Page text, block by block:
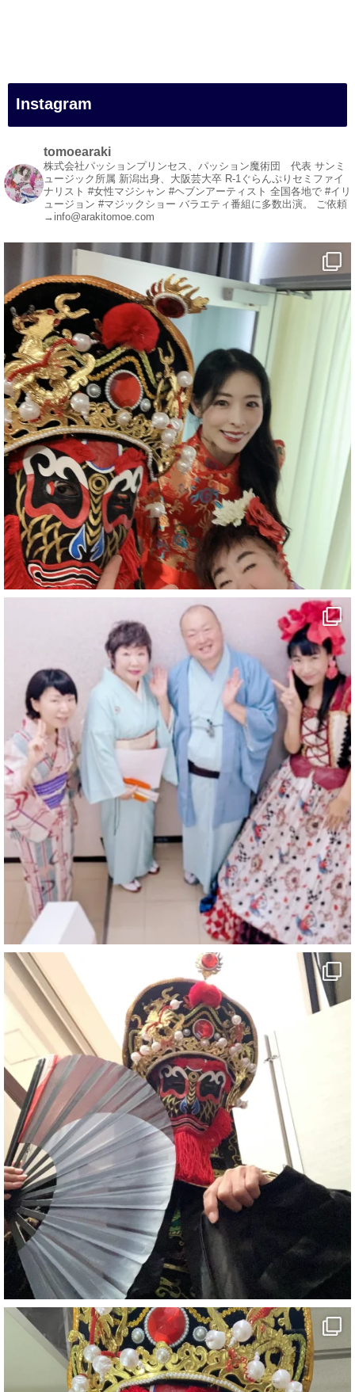
#白浜町
#変面ショー
#イベント
#宴会
#余興
1 3 X
マジシャン派遣 パッションプリンセス【公式】
@comedy_illusion · 7 8月
お疲れ様です
ブログ更新しました
「マジシャン和歌山旅 白浜町・円月島」
#企業公式がお疲れ様を言い合う
#旅行好きな人と繋がりたい
#一人旅
#女性マジシャン
#出張マジック
#マジシャン派遣
#イリュージョン
#和歌山県
#白浜町
#変面ショー
#イベント
#宴会
1 10
マジシャン派遣 パッションプリンセス【公式】
@comedy_illusion 7 8月
お疲れ様です
YouTubeを更新しました
https://youtu.be/9sHKhUQBmUE
@YouTube
#企業公式がお疲れ様を言い合う
#チャンネル登録おねがいします
#愛媛県
#新居浜市
#マイントピア別子
#泉寿亭
#有形文化財
#四国
#愛媛観光
#旅行
#旅行動画
#一人旅
#観光スポット
#Travel
#ehime
#旅行好きと繋がりたい
7 X
さらに読み込む
Instagram
tomoearaki
株式会社パッションプリンセス、パッション魔術団 代表 サンミ
ュージック所属 新潟出身、大阪芸大卒 R-1ぐらんぷりセミファイ
ナリスト #女性マジシャン #ヘブンアーティスト 全国各地で #イリ
ュージョン #マジックショー バラエティ番組に多数出演。 ご依頼
→info@arakitomoe.com